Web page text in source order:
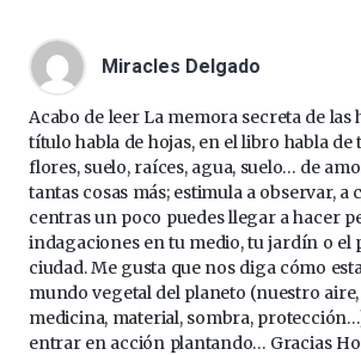
Miracles Delgado
Acabo de leer La memora secreta de las
título habla de hojas, en el libro habla de
flores, suelo, raíces, agua, suelo… de
tantas cosas más; estimula a observar, a
centras un poco puedes llegar a hacer
indagaciones en tu medio, tu jardín o el
ciudad. Me gusta que nos diga cómo
mundo vegetal del planeto (nuestro
medicina, material, sombra,
entrar en acción plantando… Gracias